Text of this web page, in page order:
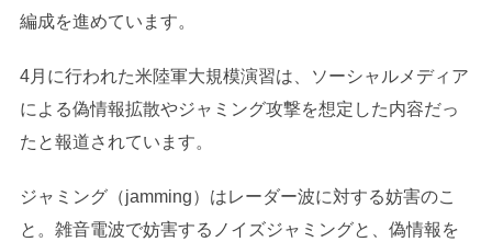
編成を進めています。
4月に行われた米陸軍大規模演習は、ソーシャルメディア
による偽情報拡散やジャミング攻撃を想定した内容だっ
たと報道されています。
ジャミング（jamming）はレーダー波に対する妨害のこ
と。雑音電波で妨害するノイズジャミングと、偽情報を